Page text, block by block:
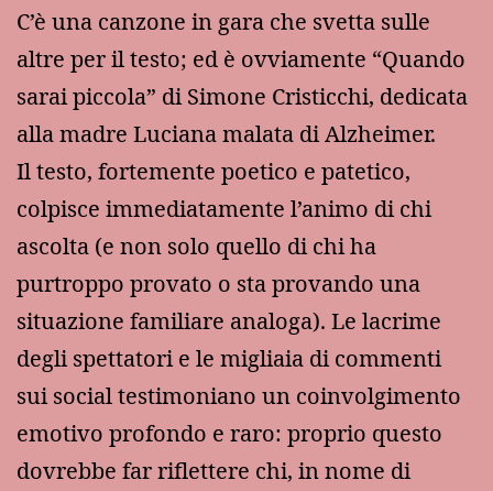
C’è una canzone in gara che svetta sulle
altre per il testo; ed è ovviamente “Quando
sarai piccola” di Simone Cristicchi, dedicata
alla madre Luciana malata di Alzheimer.
Il testo, fortemente poetico e patetico,
colpisce immediatamente l’animo di chi
ascolta (e non solo quello di chi ha
purtroppo provato o sta provando una
situazione familiare analoga). Le lacrime
degli spettatori e le migliaia di commenti
sui social testimoniano un coinvolgimento
emotivo profondo e raro: proprio questo
dovrebbe far riflettere chi, in nome di